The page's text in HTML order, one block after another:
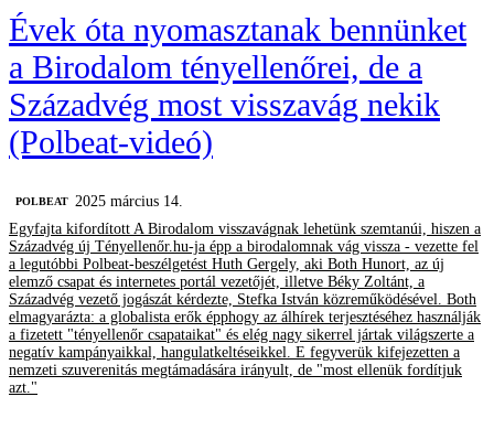
Évek óta nyomasztanak bennünket
a Birodalom tényellenőrei, de a
Századvég most visszavág nekik
(Polbeat-videó)
‎POLBEAT
2025 március 14.
Egyfajta kifordított A Birodalom visszavágnak lehetünk szemtanúi, hiszen a
Századvég új Tényellenőr.hu-ja épp a birodalomnak vág vissza - vezette fel
a legutóbbi Polbeat-beszélgetést Huth Gergely, aki Both Hunort, az új
elemző csapat és internetes portál vezetőjét, illetve Béky Zoltánt, a
Századvég vezető jogászát kérdezte, Stefka István közreműködésével. Both
elmagyarázta: a globalista erők épphogy az álhírek terjesztéséhez használják
a fizetett "tényellenőr csapataikat" és elég nagy sikerrel jártak világszerte a
negatív kampányaikkal, hangulatkeltéseikkel. E fegyverük kifejezetten a
nemzeti szuverenitás megtámadására irányult, de "most ellenük fordítjuk
azt."